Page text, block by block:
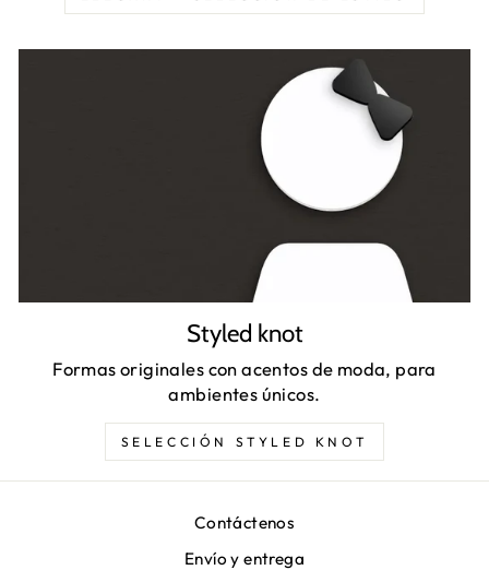
Styled knot
Formas originales con acentos de moda, para
ambientes únicos.
SELECCIÓN STYLED KNOT
Contáctenos
Envío y entrega